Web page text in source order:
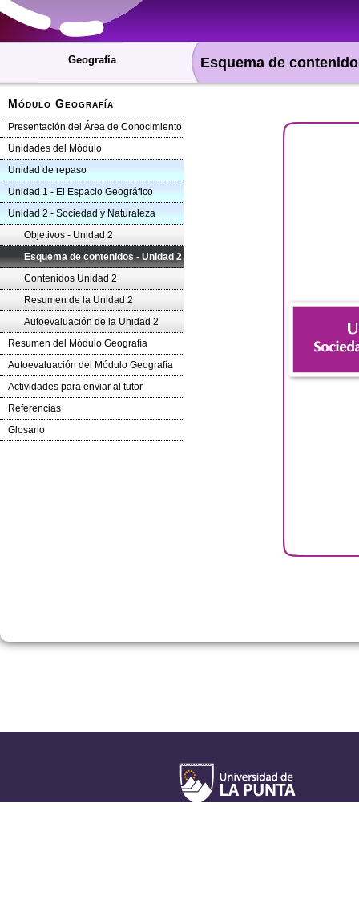
Geografía
Módulo Geografía
Presentación del Área de Conocimiento
Unidades del Módulo
Unidad de repaso
Unidad 1 - El Espacio Geográfico
Unidad 2 - Sociedad y Naturaleza
Objetivos - Unidad 2
Esquema de contenidos - Unidad 2
Contenidos Unidad 2
Resumen de la Unidad 2
Autoevaluación de la Unidad 2
Resumen del Módulo Geografía
Autoevaluación del Módulo Geografía
Actividades para enviar al tutor
Referencias
Glosario
Esquema de